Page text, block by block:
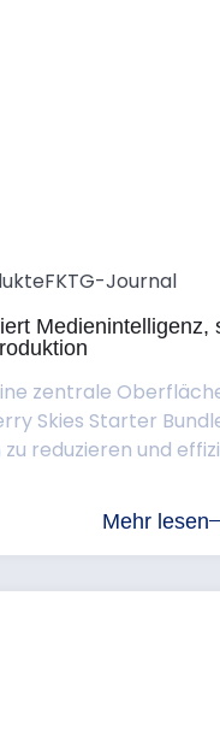
FKTG-Journal
zentrale
Skies Starter
reduzieren und
Mehr lesen